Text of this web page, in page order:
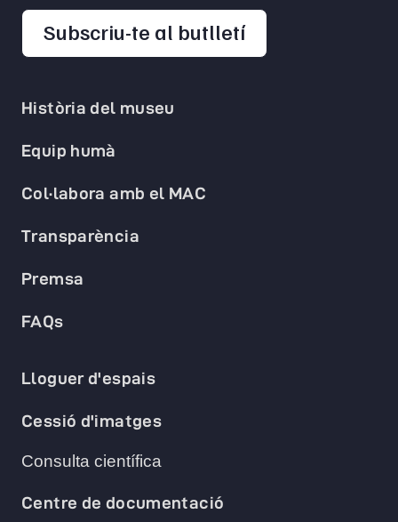
Història del museu
Equip humà
Col·labora amb el MAC
Transparència
Premsa
FAQs
Lloguer d'espais
Cessió d'imatges
Consulta científica
Centre de documentació
Subscriu-te al butlletíopens in a new